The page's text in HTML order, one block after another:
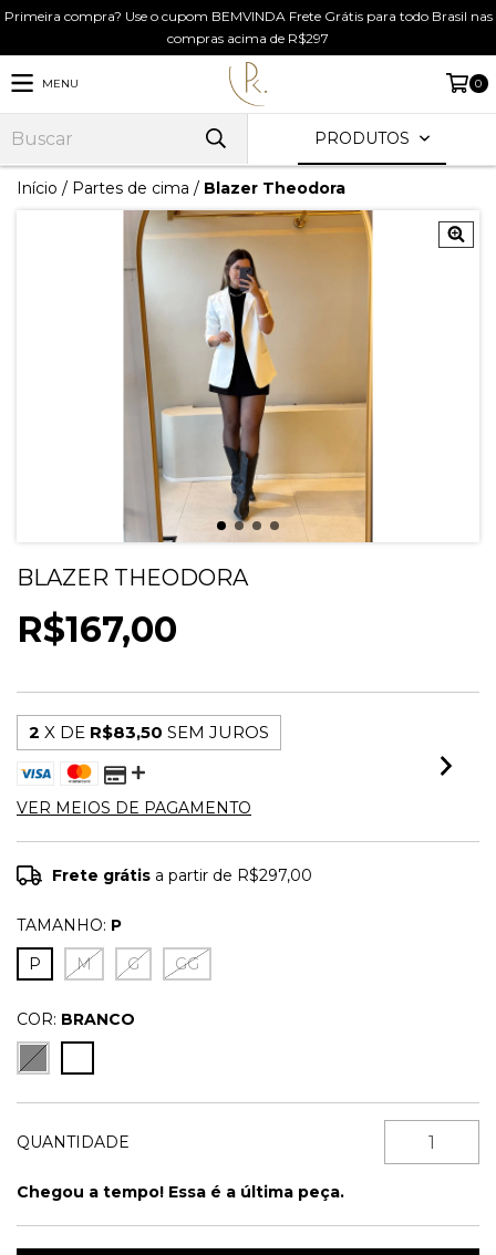
Primeira compra? Use o cupom BEMVINDA Frete Grátis para todo Brasil nas
compras acima de R$297
MENU 0
PRODUTOS
Início / Partes de cima / Blazer Theodora
BLAZER THEODORA
R$167,00
2 X DE R$83,50 SEM JUROS
VER MEIOS DE PAGAMENTO
Frete grátis a partir de R$297,00
TAMANHO: P
P
M G GG
COR: BRANCO
QUANTIDADE
Chegou a tempo! Essa é a última peça.